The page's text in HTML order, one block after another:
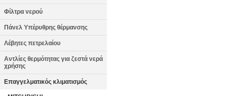
Φίλτρα νερού
Πάνελ Υπέρυθρης θέρμανσης
Λέβητες πετρελαίου
Αντλίες θερμότητας για ζεστά νερά
χρήσης
Επαγγελματικός κλιματισμός